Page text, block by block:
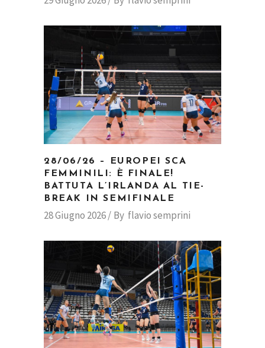
28/06/26 – EUROPEI SCA
FEMMINILI: È FINALE!
BATTUTA L’IRLANDA AL TIE-
BREAK IN SEMIFINALE
28 Giugno 2026 By flavio semprini